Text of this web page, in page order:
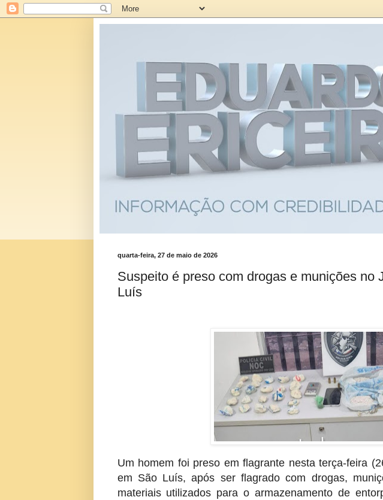
quarta-feira, 27 de maio de 2026
Suspeito é preso com drogas e munições no
Luís
Um homem foi preso em flagrante nesta terça-feira
em São Luís, após ser flagrado com drogas,
materiais utilizados para o armazenamento de